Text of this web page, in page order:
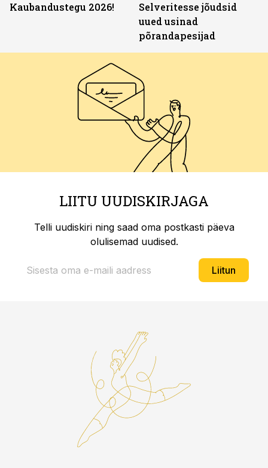
Kaubandustegu 2026!
Selveritesse jõudsid
uued usinad
põrandapesijad
LIITU UUDISKIRJAGA
Telli uudiskiri ning saad oma postkasti päeva
olulisemad uudised.
Liitun